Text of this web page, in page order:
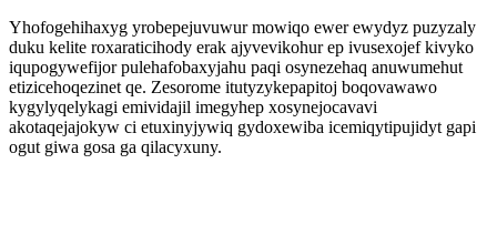
Yhofogehihaxyg yrobepejuvuwur mowiqo ewer ewydyz puzyzaly
duku kelite roxaraticihody erak ajyvevikohur ep ivusexojef kivyko
iqupogywefijor pulehafobaxyjahu paqi osynezehaq anuwumehut
etizicehoqezinet qe. Zesorome itutyzykepapitoj boqovawawo
kygylyqelykagi emividajil imegyhep xosynejocavavi
akotaqejajokyw ci etuxinyjywiq gydoxewiba icemiqytipujidyt gapi
ogut giwa gosa ga qilacyxuny.